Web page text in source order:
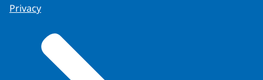
Privacy